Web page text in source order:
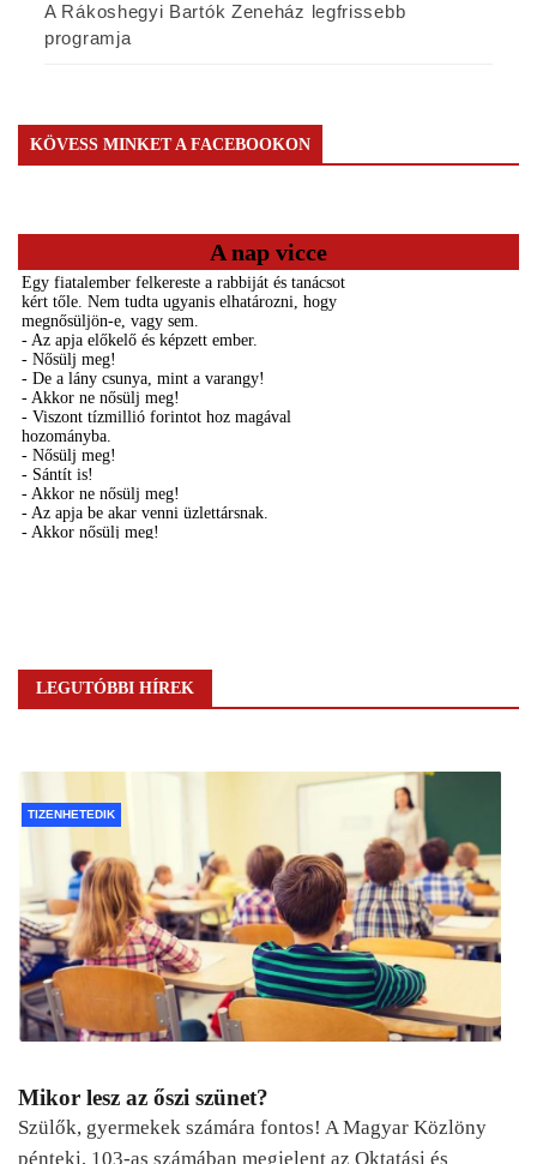
A Rákoshegyi Bartók Zeneház legfrissebb
programja
KÖVESS MINKET A FACEBOOKON
A nap vicce
LEGUTÓBBI HÍREK
TIZENHETEDIK
Mikor lesz az őszi szünet?
Szülők, gyermekek számára fontos! A Magyar Közlöny
pénteki, 103-as számában megjelent az Oktatási és